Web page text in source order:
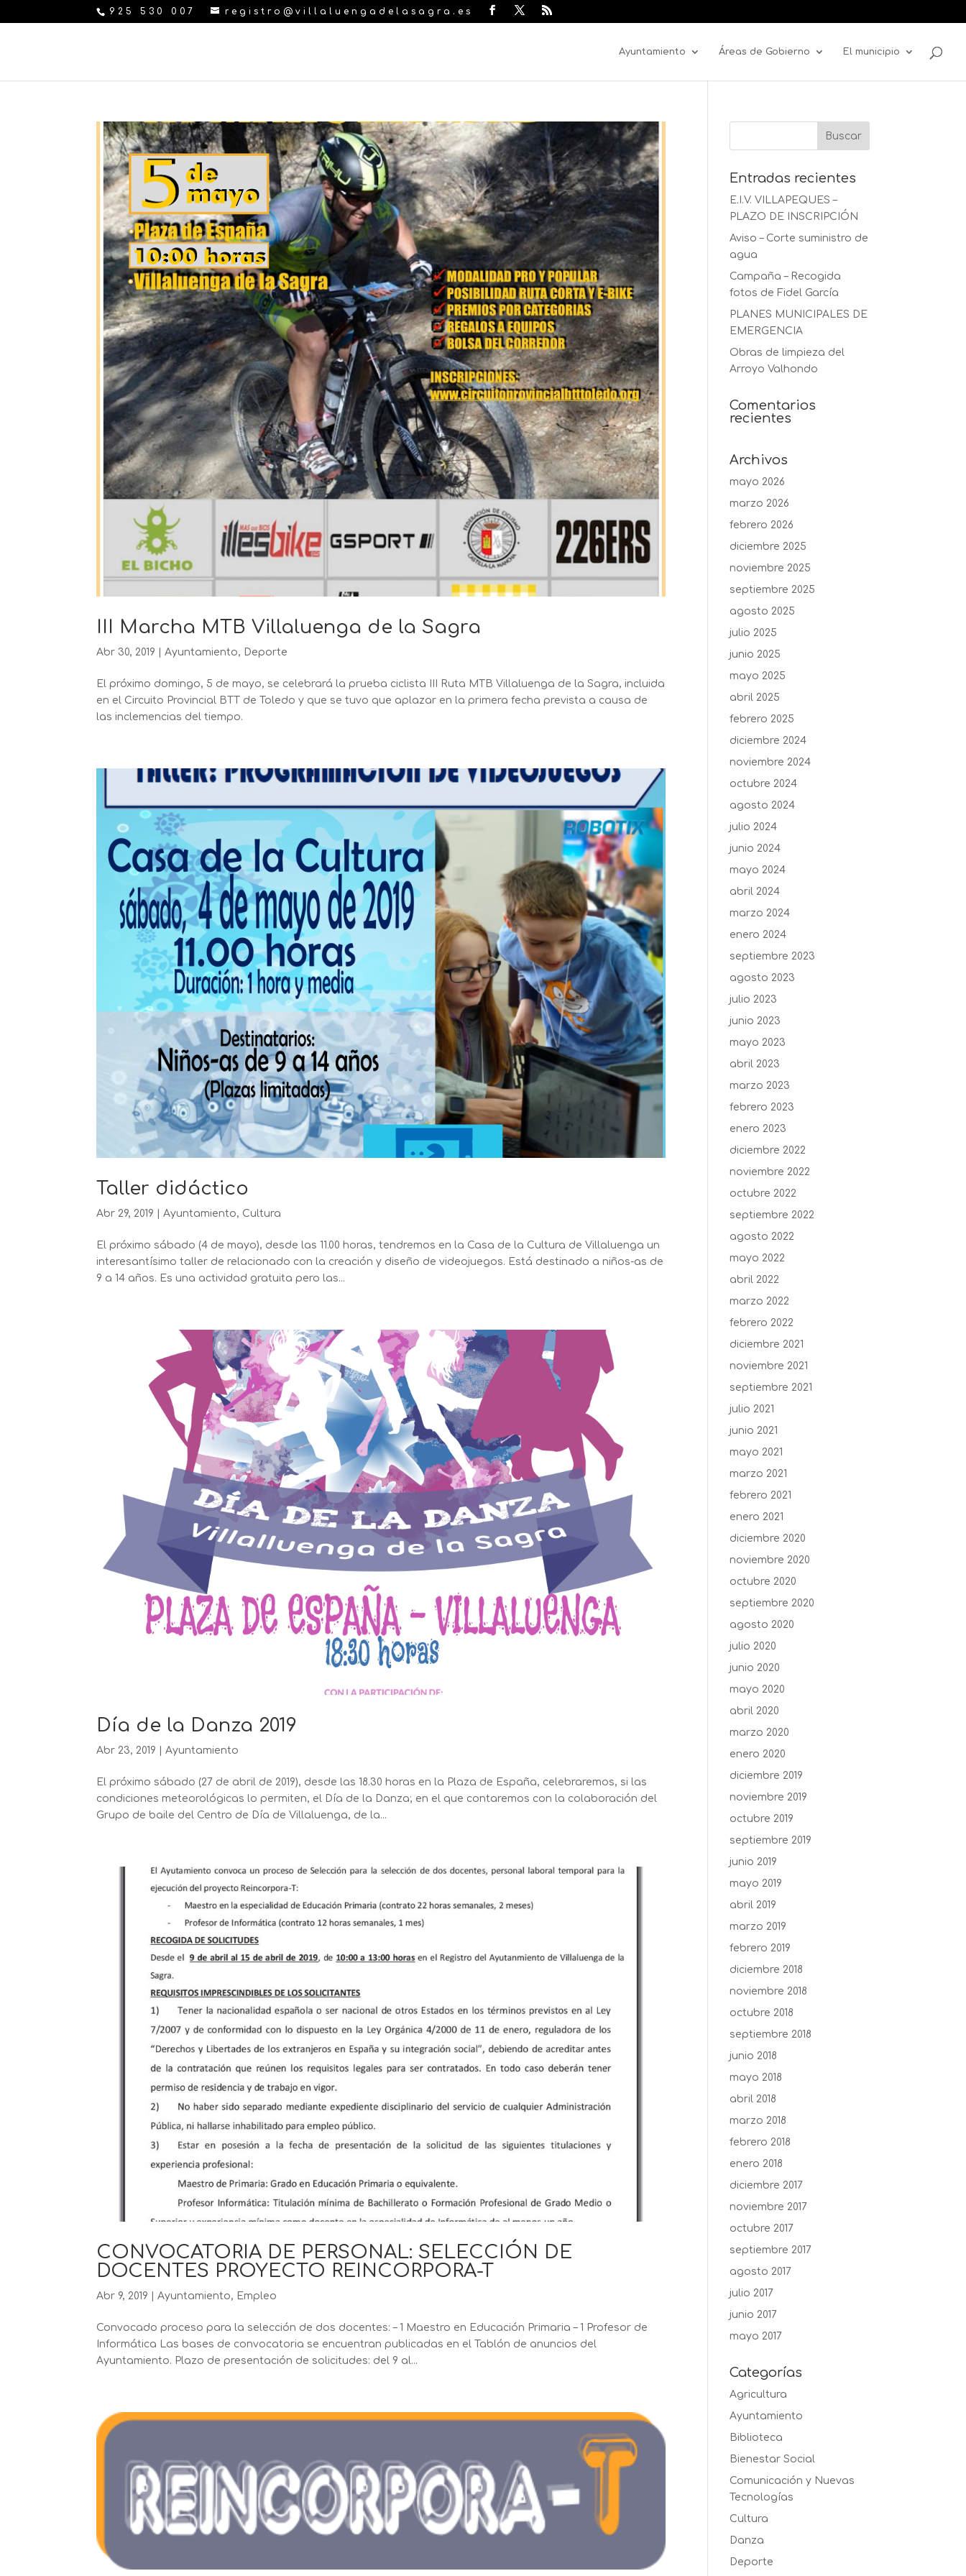
925 530 007 registro@villaluengadelasagra.es
Ayuntamiento Áreas de Gobierno El municipio
III Marcha MTB Villaluenga de la Sagra
Abr 30, 2019 |Ayuntamiento, Deporte
El próximo domingo, 5 de mayo, se celebrará la prueba ciclista III Ruta MTB Villaluenga de la Sagra, incluida
en el Circuito Provincial BTT de Toledo y que se tuvo que aplazar en la primera fecha prevista a causa de
las inclemencias del tiempo.
Taller didáctico
Abr 29, 2019 |Ayuntamiento, Cultura
El próximo sábado (4 de mayo), desde las 11.00 horas, tendremos en la Casa de la Cultura de Villaluenga un
interesantísimo taller de relacionado con la creación y diseño de videojuegos. Está destinado a niños-as de
9 a 14 años. Es una actividad gratuita pero las...
Día de la Danza 2019
Abr 23, 2019 |Ayuntamiento
El próximo sábado (27 de abril de 2019), desde las 18.30 horas en la Plaza de España, celebraremos, si las
condiciones meteorológicas lo permiten, el Día de la Danza; en el que contaremos con la colaboración del
Grupo de baile del Centro de Día de Villaluenga, de la...
CONVOCATORIA DE PERSONAL: SELECCIÓN DE
DOCENTES PROYECTO REINCORPORA-T
Abr 9, 2019 |Ayuntamiento, Empleo
Convocado proceso para la selección de dos docentes: – 1 Maestro en Educación Primaria – 1 Profesor de
Informática Las bases de convocatoria se encuentran publicadas en el Tablón de anuncios del
Ayuntamiento. Plazo de presentación de solicitudes: del 9 al...
Entradas recientes
E.I.V. VILLAPEQUES –
PLAZO DE INSCRIPCIÓN
Aviso – Corte suministro de
agua
Campaña – Recogida
fotos de Fidel García
PLANES MUNICIPALES DE
EMERGENCIA
Obras de limpieza del
Arroyo Valhondo
Comentarios
recientes
Archivos
mayo 2026
marzo 2026
febrero 2026
diciembre 2025
noviembre 2025
septiembre 2025
agosto 2025
julio 2025
junio 2025
mayo 2025
abril 2025
febrero 2025
diciembre 2024
noviembre 2024
octubre 2024
agosto 2024
julio 2024
junio 2024
mayo 2024
abril 2024
marzo 2024
enero 2024
septiembre 2023
agosto 2023
julio 2023
junio 2023
mayo 2023
abril 2023
marzo 2023
febrero 2023
enero 2023
diciembre 2022
noviembre 2022
octubre 2022
septiembre 2022
agosto 2022
mayo 2022
abril 2022
marzo 2022
febrero 2022
diciembre 2021
noviembre 2021
septiembre 2021
julio 2021
junio 2021
mayo 2021
marzo 2021
febrero 2021
enero 2021
diciembre 2020
noviembre 2020
octubre 2020
septiembre 2020
agosto 2020
julio 2020
junio 2020
mayo 2020
abril 2020
marzo 2020
enero 2020
diciembre 2019
noviembre 2019
octubre 2019
septiembre 2019
junio 2019
mayo 2019
abril 2019
marzo 2019
febrero 2019
diciembre 2018
noviembre 2018
octubre 2018
septiembre 2018
junio 2018
mayo 2018
abril 2018
marzo 2018
febrero 2018
enero 2018
diciembre 2017
noviembre 2017
octubre 2017
septiembre 2017
agosto 2017
julio 2017
junio 2017
mayo 2017
Categorías
Agricultura
Ayuntamiento
Biblioteca
Bienestar Social
Comunicación y Nuevas
Tecnologías
Cultura
Danza
Deporte